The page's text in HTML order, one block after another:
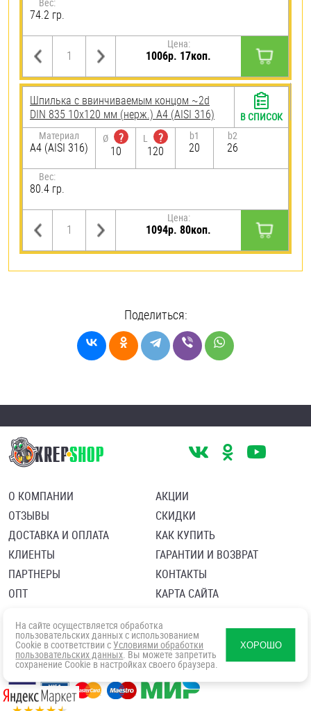
74.2 гр.
Цена:
1006р. 17коп.
Шпилька c ввинчиваемым концом ~2d
DIN 835 10х120 мм (нерж.) A4 (AISI 316)
Материал
A4 (AISI 316)
Ø
?
10
L
?
120
b1
20
b2
26
Вес:
80.4 гр.
Цена:
1094р. 80коп.
В СПИСОК
Поделиться:
О КОМПАНИИ
ОТЗЫВЫ
ДОСТАВКА И ОПЛАТА
КЛИЕНТЫ
ПАРТНЕРЫ
ОПТ
АКЦИИ
СКИДКИ
КАК КУПИТЬ
ГАРАНТИИ И ВОЗВРАТ
КОНТАКТЫ
КАРТА САЙТА
Политика в отношении обработки персональных данных
Согласие посетителя сайта на обработку персональных данны
На сайте осуществляется обработка
пользовательских данных с использованием
Cookie в соответствии с Условиями обработки
пользовательских данных. Вы можете запретить
сохранение Cookie в настройках своего браузера.
ХОРОШО